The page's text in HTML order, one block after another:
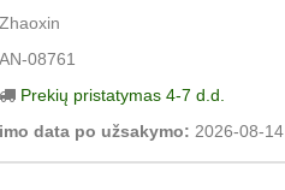
Zhaoxin
AN-08761
Prekių pristatymas 4-7 d.d.
data po užsakymo: 2026-08-14